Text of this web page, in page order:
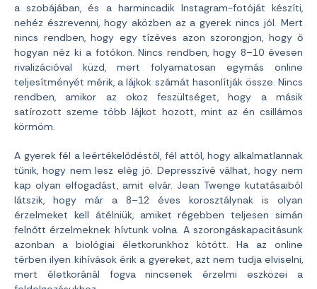
a szobájában, és a harmincadik Instagram-fotóját készíti,
nehéz észrevenni, hogy aközben az a gyerek nincs jól. Mert
nincs rendben, hogy egy tízéves azon szorongjon, hogy ő
hogyan néz ki a fotókon. Nincs rendben, hogy 8–10 évesen
rivalizációval küzd, mert folyamatosan egymás online
teljesítményét mérik, a lájkok számát hasonlítják össze. Nincs
rendben, amikor az okoz feszültséget, hogy a másik
satírozott szeme több lájkot hozott, mint az én csillámos
körmöm.
A gyerek fél a leértékelődéstől, fél attól, hogy alkalmatlannak
tűnik, hogy nem lesz elég jó. Depresszívé válhat, hogy nem
kap olyan elfogadást, amit elvár. Jean Twenge kutatásaiból
látszik, hogy már a 8–12 éves korosztálynak is olyan
érzelmeket kell átélniük, amiket régebben teljesen simán
felnőtt érzelmeknek hívtunk volna. A szorongáskapacitásunk
azonban a biológiai életkorunkhoz kötött. Ha az online
térben ilyen kihívások érik a gyereket, azt nem tudja elviselni,
mert életkoránál fogva nincsenek érzelmi eszközei a